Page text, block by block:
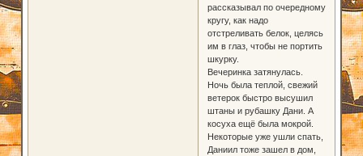
рассказывал по очередному
кругу, как надо
отстреливать белок, целясь
им в глаз, чтобы не портить
шкурку.
Вечеринка затянулась.
Ночь была теплой, свежий
ветерок быстро высушил
штаны и рубашку Дани. А
косуха ещё была мокрой.
Некоторые уже ушли спать,
Даниил тоже зашел в дом,